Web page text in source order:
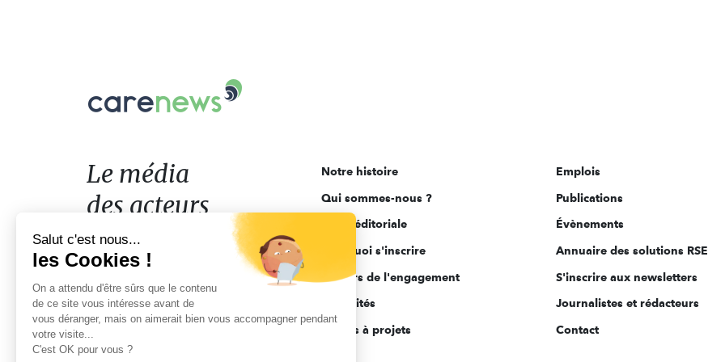
Le
acteurs
de
l'engagement
Le média
des acteurs
de l'engagement
Notre histoire
Qui sommes-nous ?
Ligne éditoriale
Pourquoi s'inscrire
Acteurs de l'engagement
Actualités
Appels à projets
Emplois
Publications
Évènements
Annuaire des solutions RSE
S'inscrire aux newsletters
Journalistes et rédacteurs
Contact
Salut c'est nous...
les Cookies !
On a attendu d'être sûrs que le contenu
de ce site vous intéresse avant de
vous déranger, mais on aimerait bien vous accompagner pendant
votre visite...
C'est OK pour vous ?